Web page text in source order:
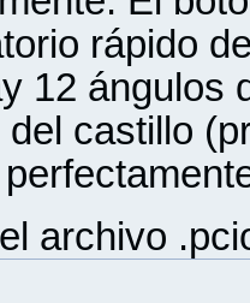
rápido
12 ángulos
castillo
el archivo